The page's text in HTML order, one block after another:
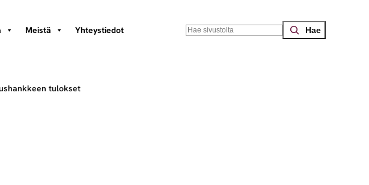
Meistä Yhteystiedot Search
tulokset